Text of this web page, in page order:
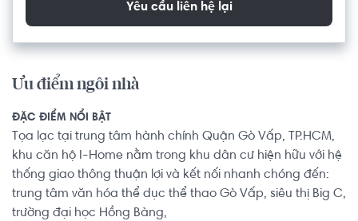
Yêu cầu liên hệ lại
Ưu điểm ngôi nhà
ĐẶC ĐIỂM NỔI BẬT
Tọa lạc tại trung tâm hành chính Quận Gò Vấp, TP.HCM,
khu căn hộ I-Home nằm trong khu dân cư hiện hữu với hệ
thống giao thông thuận lợi và kết nối nhanh chóng đến:
trung tâm văn hóa thể dục thể thao Gò Vấp, siêu thị Big C,
trường đại học Hồng Bàng,